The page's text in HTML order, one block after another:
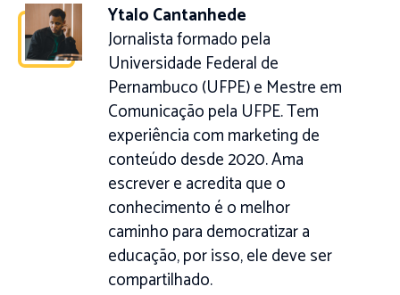
Ytalo Cantanhede
Jornalista formado pela
Universidade Federal de
Pernambuco (UFPE) e Mestre em
Comunicação pela UFPE. Tem
experiência com marketing de
conteúdo desde 2020. Ama
escrever e acredita que o
conhecimento é o melhor
caminho para democratizar a
educação, por isso, ele deve ser
compartilhado.